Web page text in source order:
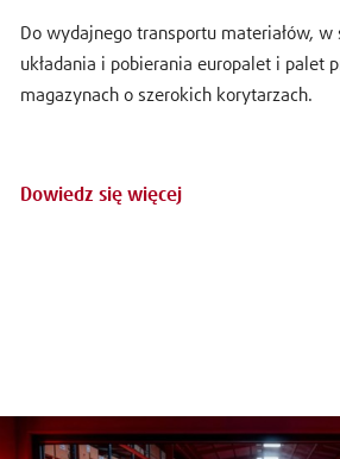
Do wydajnego transportu materiałów, w
układania i pobierania europalet i palet
magazynach o szerokich korytarzach.
Dowiedz się więcej